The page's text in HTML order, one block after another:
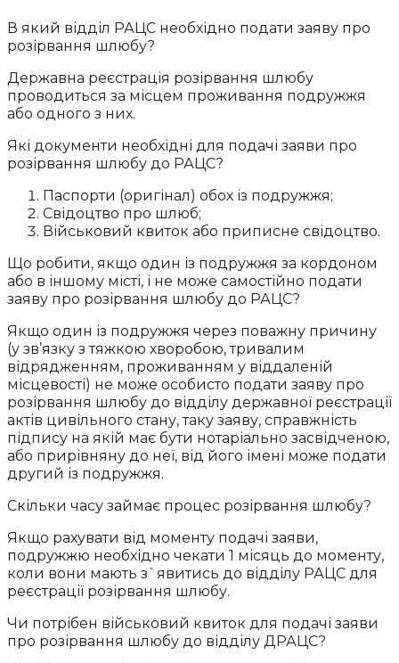
В який відділ РАЦС необхідно подати заяву про
розірвання шлюбу?
Державна реєстрація розірвання шлюбу
проводиться за місцем проживання подружжя
або одного з них.
Які документи необхідні для подачі заяви про
розірвання шлюбу до РАЦС?
Паспорти (оригінал) обох із подружжя;
Свідоцтво про шлюб;
Військовий квиток або приписне свідоцтво.
Що робити, якщо один із подружжя за кордоном
або в іншому місті, і не може самостійно подати
заяву про розірвання шлюбу до РАЦС?
Якщо один із подружжя через поважну причину
(у зв’язку з тяжкою хворобою, тривалим
відрядженням, проживанням у віддаленій
місцевості) не може особисто подати заяву про
розірвання шлюбу до відділу державної реєстрації
актів цивільного стану, таку заяву, справжність
підпису на якій має бути нотаріально засвідченою,
або прирівняну до неї, від його імені може подати
другий із подружжя.
Скільки часу займає процес розірвання шлюбу?
Якщо рахувати від моменту подачі заяви,
подружжю необхідно чекати 1 місяць до моменту,
коли вони мають з`явитись до відділу РАЦС для
реєстрації розірвання шлюбу.
Чи потрібен військовий квиток для подачі заяви
про розірвання шлюбу до відділу ДРАЦС?